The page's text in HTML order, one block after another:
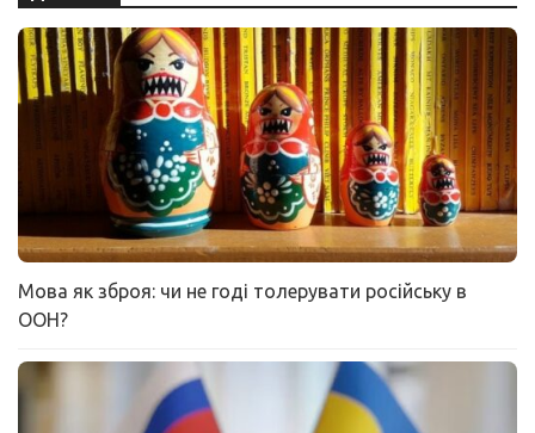
Мова як зброя: чи не годі толерувати російську в
ООН?